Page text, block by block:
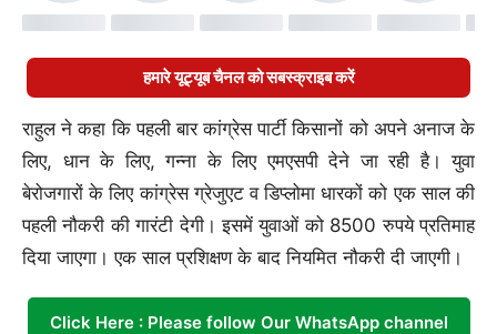
हमारे यूट्यूब चैनल को सबस्क्राइब करें
राहुल ने कहा कि पहली बार कांग्रेस पार्टी किसानों को अपने अनाज के
लिए, धान के लिए, गन्ना के लिए एमएसपी देने जा रही है। युवा
बेरोजगारों के लिए कांग्रेस ग्रेजुएट व डिप्लोमा धारकों को एक साल की
पहली नौकरी की गारंटी देगी। इसमें युवाओं को 8500 रुपये प्रतिमाह
दिया जाएगा। एक साल प्रशिक्षण के बाद नियमित नौकरी दी जाएगी।
Click Here : Please follow Our WhatsApp channel
कैंडिडेट बनाया
10 Aug, 12:43 AM :चमोली में बादल फटा, VIDEO में देखिए तबाही
का मंजर:ब्रिज, BRO कर्मचारी और वाहन बहे; CM धामी ने कहा- राहत-
बचाव में कमी न रहे
10 Aug, 12:02 PM :
गुरुग्राम में नौकरानी से मारपीट में कारोबारी की
पत्नी गिरफ्तार:₹100 करोड़ के फ्लैट में मुंह दबाया, बाल खींचे; पड़ोसी ने
VIDEO बनाया
10 Aug, 10:55 AM :गुरुग्राम में भारत की सबसे बड़ी अपार्टमेंट डील:
₹271 करोड़ में बिका पेंट हाउस, ऑटो सेक्टर के बड़े बिजनेसमैन ने DLF ‘द
10 Aug, 8:49 AM :भरत एनकाउंटर: वकील बोले- 11 आरोपियों के